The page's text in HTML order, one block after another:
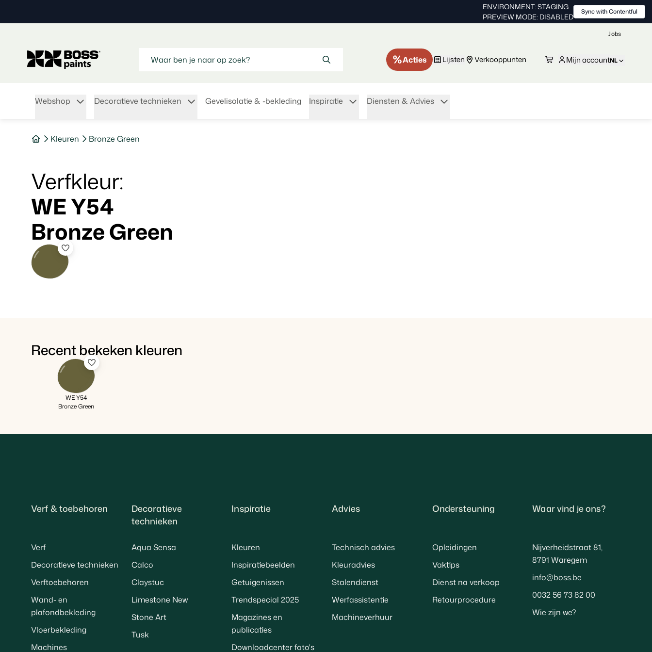
Jobs
Acties Lijsten Verkooppunten Mijn accountNL
Webshop Decoratieve technieken Gevelisolatie & -bekleding Inspiratie Diensten & Advies
Kleuren Bronze Green
verfkleur:
WE Y54
Bronze Green
Recent bekeken kleuren
WE Y54
Bronze Green
Verf & toebehoren
Verf
Decoratieve technieken
Verftoebehoren
Wand- en
plafondbekleding
Vloerbekleding
Machines
Decoratieve
technieken
Aqua Sensa
Calco
Claystuc
Limestone New
Stone Art
Tusk
Inspiratie
Kleuren
Inspiratiebeelden
Getuigenissen
Trendspecial 2025
Magazines en
publicaties
Downloadcenter foto's
Advies
Technisch advies
Kleuradvies
Stalendienst
Werfassistentie
Machineverhuur
Ondersteuning
Opleidingen
Vaktips
Dienst na verkoop
Retourprocedure
Waar vind je ons?
Nijverheidstraat 81,
8791 Waregem
info@boss.be
0032 56 73 82 00
Wie zijn we?
ENVIRONMENT: STAGING
PREVIEW MODE: DISABLED
Sync with Contentful